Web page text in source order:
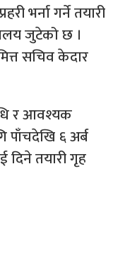
भर्ना गर्ने तयारी
जुटेको छ ।
सचिव केदार
र आवश्यक
पाँचदेखि ६ अर्ब
दिने तयारी गृह